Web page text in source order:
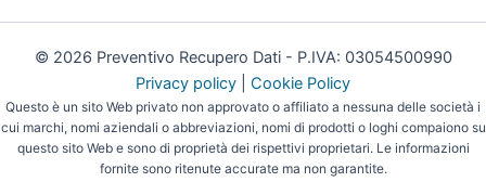
© 2026 Preventivo Recupero Dati - P.IVA: 03054500990
Privacy policy
Cookie Policy
Questo è un sito Web privato non approvato o affiliato a nessuna delle società i
cui marchi, nomi aziendali o abbreviazioni, nomi di prodotti o loghi compaiono su
questo sito Web e sono di proprietà dei rispettivi proprietari. Le informazioni
fornite sono ritenute accurate ma non garantite.